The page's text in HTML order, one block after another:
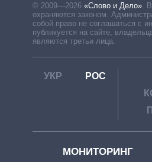
© 2009—2026 «Слово и Дело»
охраняются законом.
собой право не соглашаться с
публикуется на сайте,
являются третьи лица.
УКР РОС
МОНИТОРИНГ